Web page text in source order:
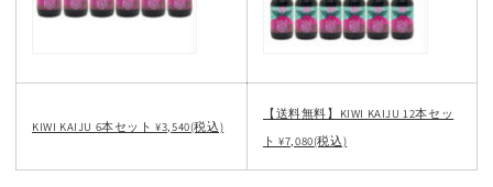
KIWI KAIJU 6本セット ¥3,540(税込)
【送料無料】KIWI KAIJU 12本セッ
ト ¥7,080(税込)